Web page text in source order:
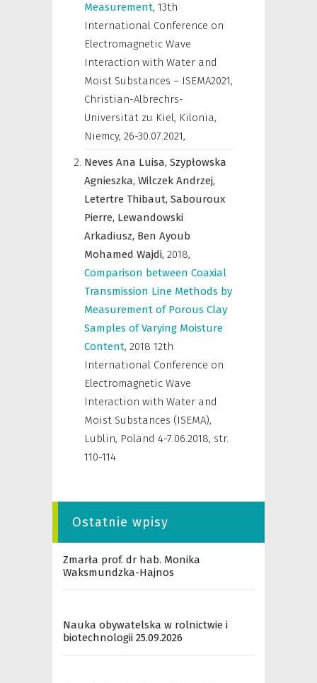
Measurement, 13th
International Conference on
Electromagnetic Wave
Interaction with Water and
Moist Substances – ISEMA2021,
Christian-Albrechrs-
Universität zu Kiel, Kilonia,
Niemcy, 26-30.07.2021,
Neves Ana Luisa, Szypłowska
Agnieszka, Wilczek Andrzej,
Letertre Thibaut, Sabouroux
Pierre, Lewandowski
Arkadiusz, Ben Ayoub
Mohamed Wajdi, 2018,
Comparison between Coaxial
Transmission Line Methods by
Measurement of Porous Clay
Samples of Varying Moisture
Content, 2018 12th
International Conference on
Electromagnetic Wave
Interaction with Water and
Moist Substances (ISEMA),
Lublin, Poland 4-7.06.2018, str.
110-114
Ostatnie wpisy
Zmarła prof. dr hab. Monika
Waksmundzka-Hajnos
Nauka obywatelska w rolnictwie i
biotechnologii 25.09.2026